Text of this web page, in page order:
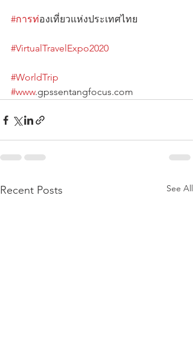
#การท่องเที่ยวแห่งประเทศไทย
#VirtualTravelExpo2020
#WorldTrip
#www.gpssentangfocus.com
Recent Posts See All